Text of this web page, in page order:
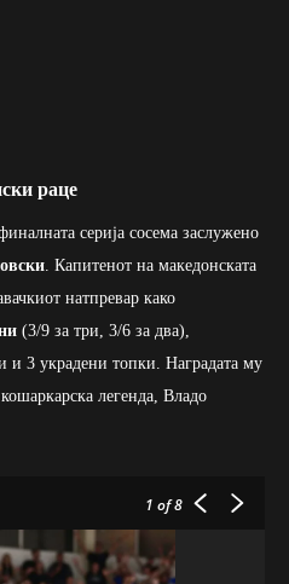
раце
серија сосема заслужено
. Капитенот на македонската
натпревар како
(3/9 за три, 3/6 за два),
и 3 украдени топки. Наградата му
легенда, Владо
1 of 8